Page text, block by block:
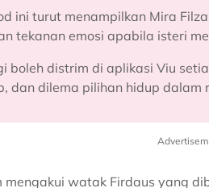
ini turut menampilkan Mira
tekanan emosi apabila isteri
boleh distrim di aplikasi Viu
dan dilema pilihan hidup dalam
mengakui watak Firdaus yang